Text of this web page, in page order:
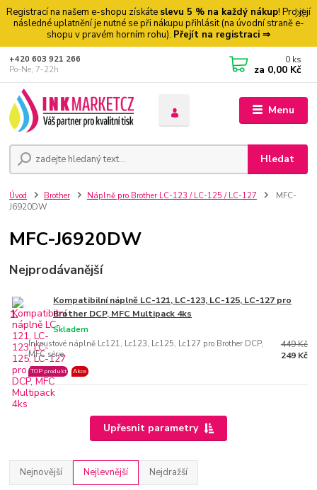
Registrací na našem e-shopu získáte slevu 5 % na každý nákup! Pro její
následné uplatnění je nutné se při nákupu přihlásit (na úvodní straně e-
shopu v pravém horním rohu). Přejít na registraci ⇒
Menu
Hledat
+420 603 921 266
Po-Ne, 7-22h
0 ks
za 0,00 Kč
Úvod Brother Náplně pro Brother LC-123 / LC-125 / LC-127
MFC-
J6920DW
MFC-J6920DW
Nejprodávanější
1.
Kompatibilní náplně LC-121, LC-123, LC-125, LC-127 pro
Brother DCP, MFC Multipack 4ks
Inkoustové náplně Lc121, Lc123, Lc125, Lc127 pro Brother DCP,
MFC série
Skladem
TOP produkt Akce
449 Kč
249 Kč
Upřesnit parametry
Nejnovější Nejlevnější Nejdražší